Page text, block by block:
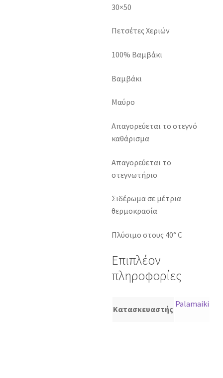
30×50
Πετσέτες Χεριών
100% Βαμβάκι
Βαμβάκι
Μαύρο
Απαγορεύεται το στεγνό
καθάρισμα
Απαγορεύεται το
στεγνωτήριο
Σιδέρωμα σε μέτρια
θερμοκρασία
Πλύσιμο στους 40° C
Επιπλέον
πληροφορίες
Κατασκευαστής
Palamaiki